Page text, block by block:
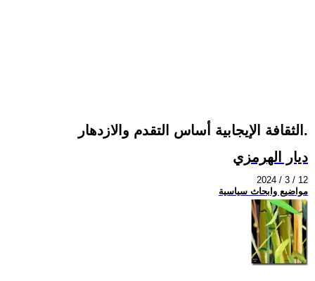
الثقافة الإيجابية أساس التقدم والازدهار.
ديار الهرمزي
2024 / 3 / 12
مواضيع وابحاث سياسية